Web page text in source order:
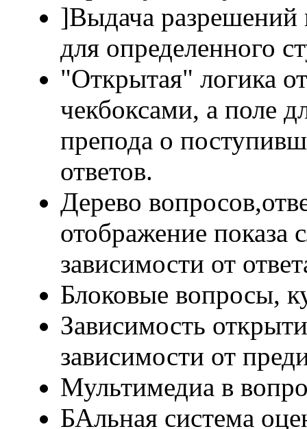
]Выдача разрешений
для определенного
"Открытая" логика
чекбоксами, а поле
препода о
ответов.
Дерево
отображение показа
зависимости от
Блоковые вопросы,
Зависимость
зависимости от
Мультимедиа в
БАльная система